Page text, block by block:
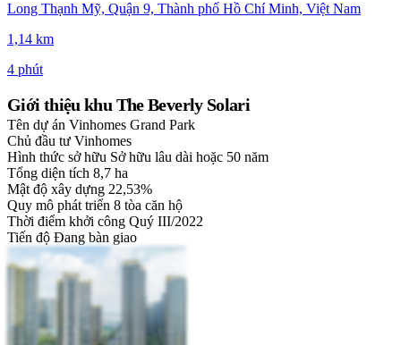
Long Thạnh Mỹ, Quận 9, Thành phố Hồ Chí Minh, Việt Nam
1,14 km
4 phút
Giới thiệu khu The Beverly Solari
Tên dự án Vinhomes Grand Park
Chủ đầu tư Vinhomes
Hình thức sở hữu Sở hữu lâu dài hoặc 50 năm
Tổng diện tích 8,7 ha
Mật độ xây dựng 22,53%
Quy mô phát triển 8 tòa căn hộ
Thời điểm khởi công Quý III/2022
Tiến độ Đang bàn giao